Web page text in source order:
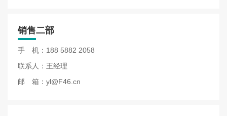
销售二部
手 机： 188 5882 2058
联系人：王经理
邮 箱： yl@F46.cn